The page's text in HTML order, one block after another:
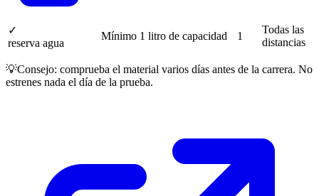
✓
reserva agua
Mínimo 1 litro de capacidad 1
Todas las
distancias
💡Consejo: comprueba el material varios días antes de la carrera. No
estrenes nada el día de la prueba.